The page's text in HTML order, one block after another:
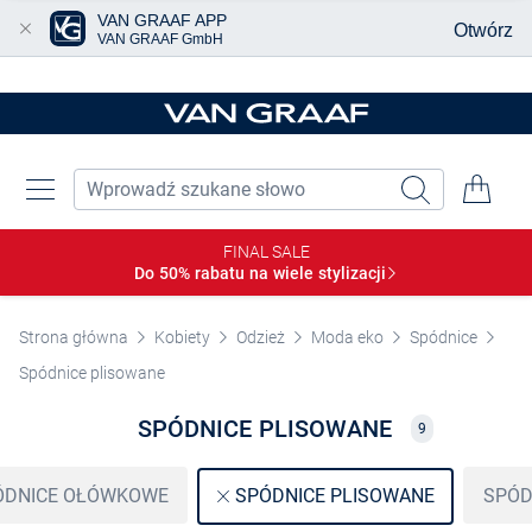
FINAL SALE
Do 50% rabatu na wiele stylizacji
Strona główna Kobiety Odzież Moda eko
Spódnice
Spódnice plisowane
SPÓDNICE PLISOWANE 9
OŁÓWKOWE SPÓDNICE PLISOWANE
VAN GRAAF APP
VAN GRAAF GmbH Otwórz